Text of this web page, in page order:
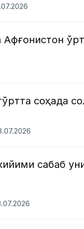
соҳада
сабаб